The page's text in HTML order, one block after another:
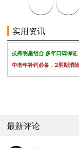
实用资讯
抗癌明星组合 多年口碑保
中老年补钙必备，2星期消
最新评论